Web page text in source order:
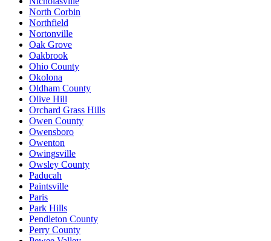
North Corbin
Northfield
Nortonville
Oak Grove
Oakbrook
Ohio County
Okolona
Oldham County
Olive Hill
Orchard Grass Hills
Owen County
Owensboro
Owenton
Owingsville
Owsley County
Paducah
Paintsville
Paris
Park Hills
Pendleton County
Perry County